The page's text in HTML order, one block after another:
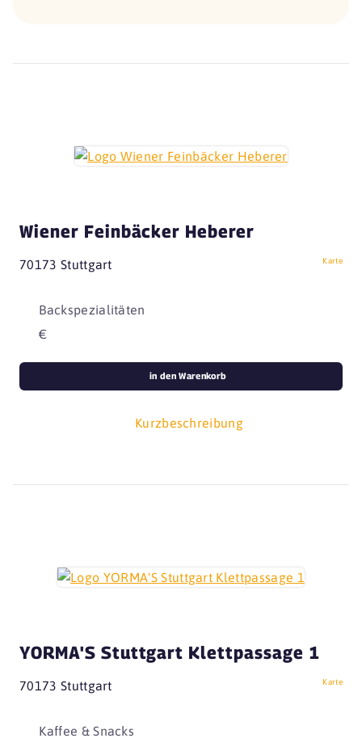
Wiener Feinbäcker Heberer
70173 Stuttgart Karte
Backspezialitäten
€
Kurzbeschreibung
in den Warenkorb
YORMA'S Stuttgart Klettpassage 1
70173 Stuttgart Karte
Kaffee & Snacks